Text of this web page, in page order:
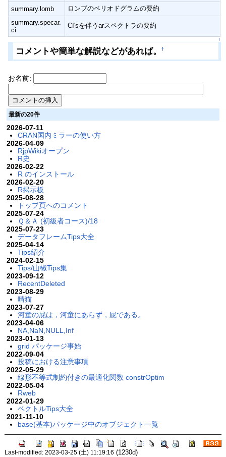
summary.lomb
ロンブのペリオドグラムの要約
summary.specar.
ci
CI'sを伴うarスペクトラの要約
↑
コメントや簡単な解説などがあれば。†
お名前:
最新の20件
2026-07-11
CRAN国内ミラーの使い方
2026-04-09
RjpWikiオープン
R史
2026-02-22
R のインストール
2026-02-20
R掲示板
2025-08-28
トップ頁へのコメント
2025-07-24
Ｑ＆Ａ (初級者コース)/18
2025-07-23
データフレームTips大全
2025-04-14
Tips紹介
2024-02-15
Tips/山椒Tips集
2023-09-12
RecentDeleted
2023-08-29
晴猫
2023-07-27
河童の屁は，河童にあらず，屁である。
2023-04-06
NA,NaN,NULL,Inf
2023-01-13
grid パッケージ事始
2022-09-04
投稿における注意事項
2022-05-29
線形不等式制約付きの最適化関数 constrOptim
2022-05-04
Rweb
2022-01-29
ベクトルTips大全
2021-11-10
base(基本)パッケージ中のオブジェクト一覧
Last-modified: 2023-03-25 (土) 11:19:16 (1230d)